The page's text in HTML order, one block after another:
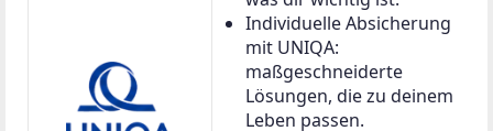
Individuelle Absicherung
mit UNIQA:
maßgeschneiderte
Lösungen, die zu deinem
Leben passen.